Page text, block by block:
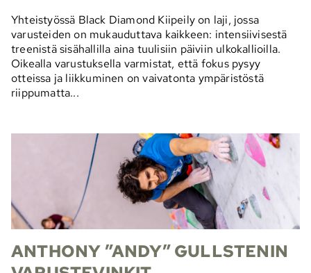
Yhteistyössä Black Diamond Kiipeily on laji, jossa
varusteiden on mukauduttava kaikkeen: intensiivisestä
treenistä sisähallilla aina tuulisiin päiviin ulkokallioilla.
Oikealla varustuksella varmistat, että fokus pysyy
otteissa ja liikkuminen on vaivatonta ympäristöstä
riippumatta...
ANTHONY ”ANDY” GULLSTENIN